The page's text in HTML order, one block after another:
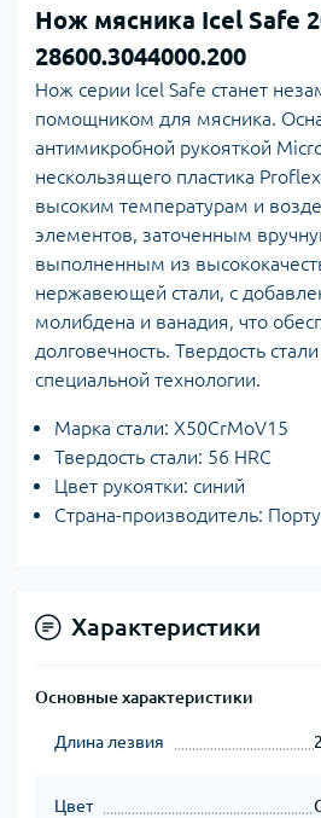
Нож мясника Icel Safe
28600.3044000.200
Нож серии Icel Safe станет
помощником для мясника.
антимикробной рукояткой
нескользящего пластика
высоким температурам и
элементов, заточенным
выполненным из
нержавеющей стали, с
молибдена и ванадия, что
долговечность. Твердость
специальной технологии.
Марка стали: X50CrMoV15
Твердость стали: 56 HRC
Цвет рукоятки: синий
Страна-производитель:
Характеристики
Основные характеристики
Длина лезвия
Цвет